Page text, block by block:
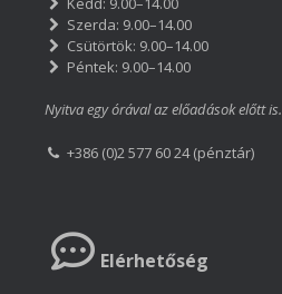
Szerda: 9.00–14.00
Csütörtök: 9.00–14.00
Péntek: 9.00–14.00
Nyitva egy órával az előadások előtt is.
+386 (0)2 577 60 24 (pénztár)
Elérhetőség